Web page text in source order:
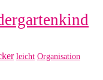
leicht Organisation